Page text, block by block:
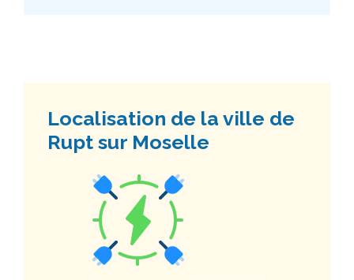
Localisation de la ville de
Rupt sur Moselle